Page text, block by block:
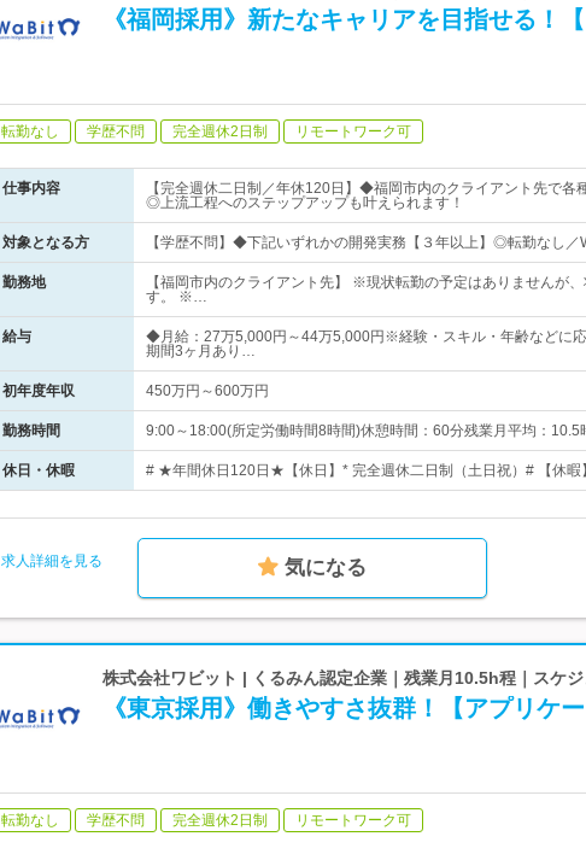
《福岡採用》新たなキャリアを目指せる！
転勤なし 学歴不問 完全週休2日制 リモートワーク可
仕事内容
【完全週休二日制／年休120日】◆福岡市内のクライアント先で各
◎上流工程へのステップアップも叶えられます！
対象となる方 【学歴不問】◆下記いずれかの開発実務【３年以上】◎転勤なし／
勤務地
【福岡市内のクライアント先】 ※現状転勤の予定はありませんが
す。 ※…
給与
◆月給：27万5,000円～44万5,000円※経験・スキル・年齢などに
期間3ヶ月あり…
初年度年収 450万円～600万円
勤務時間 9:00～18:00(所定労働時間8時間)休憩時間：60分残業月平均：
休日・休暇 # ★年間休日120日★【休日】* 完全週休二日制（土日祝）# 【休
求人詳細を見る 気になる
株式会社ワビット | くるみん認定企業｜残業月10.5h程｜スケ
《東京採用》働きやすさ抜群！【アプリケ
転勤なし 学歴不問 完全週休2日制 リモートワーク可